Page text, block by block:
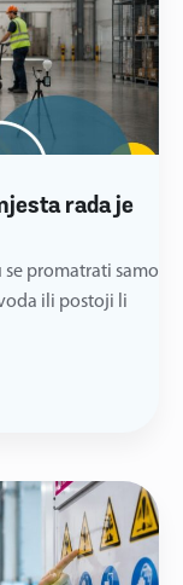
rada je
promatrati samo
ili postoji li